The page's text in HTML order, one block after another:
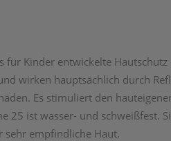
für Kinder entwickelte
wirken hauptsächlich durch
Es stimuliert den
25 ist wasser- und schweißfest.
sehr empfindliche Haut.